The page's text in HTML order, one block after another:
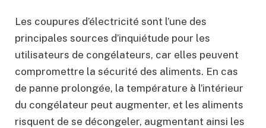
Les coupures d’électricité sont l’une des
principales sources d’inquiétude pour les
utilisateurs de congélateurs, car elles peuvent
compromettre la sécurité des aliments. En cas
de panne prolongée, la température à l’intérieur
du congélateur peut augmenter, et les aliments
risquent de se décongeler, augmentant ainsi les